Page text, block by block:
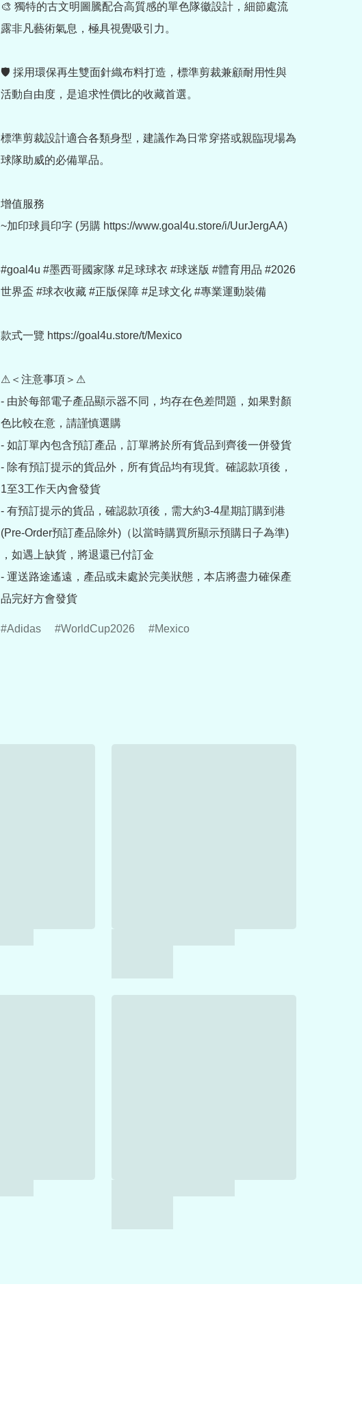
🎨 獨特的古文明圖騰配合高質感的單色隊徽設計，細節處流
露非凡藝術氣息，極具視覺吸引力。
🛡️ 採用環保再生雙面針織布料打造，標準剪裁兼顧耐用性與
活動自由度，是追求性價比的收藏首選。
標準剪裁設計適合各類身型，建議作為日常穿搭或親臨現場為
球隊助威的必備單品。
增值服務
~加印球員印字 (另購 https://www.goal4u.store/i/UurJergAA)
#goal4u #墨西哥國家隊 #足球球衣 #球迷版 #體育用品 #2026
世界盃 #球衣收藏 #正版保障 #足球文化 #專業運動裝備
款式一覽 https://goal4u.store/t/Mexico
⚠＜注意事項＞⚠
- 由於每部電子產品顯示器不同，均存在色差問題，如果對顏
色比較在意，請謹慎選購
- 如訂單內包含預訂產品，訂單將於所有貨品到齊後一併發貨
- 除有預訂提示的貨品外，所有貨品均有現貨。確認款項後，
1至3工作天內會發貨
- 有預訂提示的貨品，確認款項後，需大約3-4星期訂購到港
(Pre-Order預訂產品除外)（以當時購買所顯示預購日子為準)
，如遇上缺貨，將退還已付訂金
- 運送路途遙遠，產品或未處於完美狀態，本店將盡力確保產
品完好方會發貨
Adidas WorldCup2026 Mexico